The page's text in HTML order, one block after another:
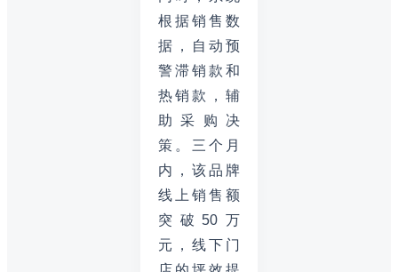
根据销售数
据，自动预
警滞销款和
热销款，辅
助采购决
策。三个月
内，该品牌
线上销售额
突破50万
元，线下门